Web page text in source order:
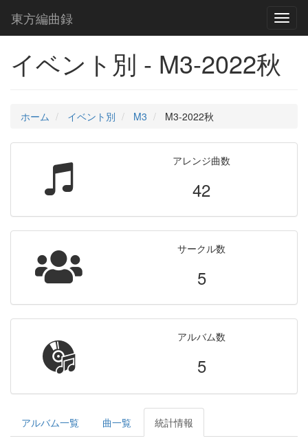
東方編曲録
イベント別 - M3-2022秋
ホーム イベント別 M3 M3-2022秋
アレンジ曲数
42
サークル数
5
アルバム数
5
アルバム一覧 曲一覧 統計情報